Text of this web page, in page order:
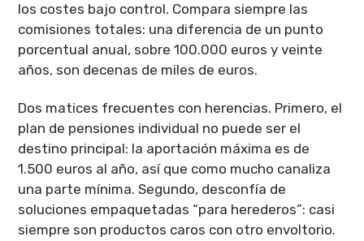
los costes bajo control. Compara siempre las
comisiones totales: una diferencia de un punto
porcentual anual, sobre 100.000 euros y veinte
años, son decenas de miles de euros.
Dos matices frecuentes con herencias. Primero, el
plan de pensiones individual no puede ser el
destino principal: la aportación máxima es de
1.500 euros al año, así que como mucho canaliza
una parte mínima. Segundo, desconfía de
soluciones empaquetadas “para herederos”: casi
siempre son productos caros con otro envoltorio.